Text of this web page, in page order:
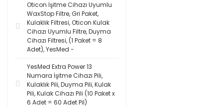
Oticon İşitme Cihazı Uyumlu
WaxStop Filtre, Gri Paket,
Kulaklık Filtresi, Oticon Kulak
Cihazı Uyumlu Filtre, Duyma
Cihazı Filtresi, (1 Paket = 8
Adet), YesMed -
YesMed Extra Power 13
Numara İşitme Cihazı Pili,
Kulaklık Pili, Duyma Pili, Kulak
Pili, Kulak Cihazı Pili (10 Paket x
6 Adet = 60 Adet Pil)